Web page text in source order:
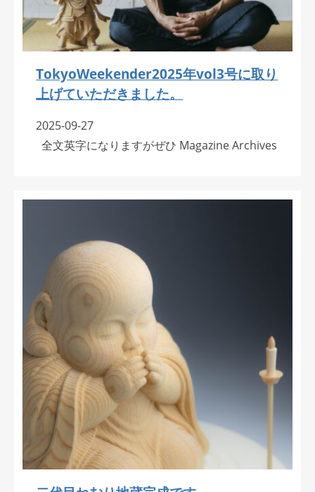
TokyoWeekender2025年vol3号に取り
上げていただきました。
2025-09-27
全文英字になりますがぜひ Magazine Archives